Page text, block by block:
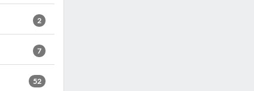
2
7
52